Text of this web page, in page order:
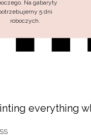
Na gabaryty
5 dni
roboczych.
everything